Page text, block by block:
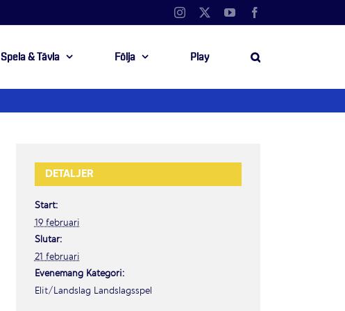
Instagram YouTube
Spela & Tävla Följa Play
DETALJER
Start:
19 februari
Slutar:
21 februari
Evenemang Kategori:
Elit/Landslag Landslagsspel